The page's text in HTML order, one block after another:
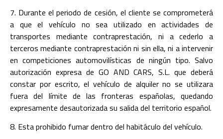
7. Durante el periodo de cesión, el cliente se comprometerá
a que el vehículo no sea utilizado en actividades de
transportes mediante contraprestación, ni a cederlo a
terceros mediante contraprestación ni sin ella, ni a intervenir
en competiciones automovilísticas de ningún tipo. Salvo
autorización expresa de GO AND CARS, S.L. que deberá
constar por escrito, el vehículo de alquiler no se utilizara
fuera del límite de las fronteras españolas, quedando
expresamente desautorizada su salida del territorio español.
8. Esta prohibido fumar dentro del habitáculo del vehículo.